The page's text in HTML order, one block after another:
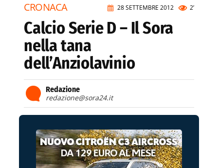
28 SETTEMBRE 2012 2’
CRONACA
Calcio Serie D – Il Sora
nella tana
dell’Anziolavinio
Redazione
redazione@sora24.it